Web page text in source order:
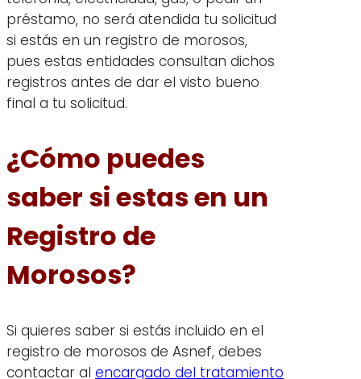
préstamo, no será atendida tu solicitud
si estás en un registro de morosos,
pues estas entidades consultan dichos
registros antes de dar el visto bueno
final a tu solicitud.
¿Cómo puedes
saber si estas en un
Registro de
Morosos?
Si quieres saber si estás incluido en el
registro de morosos de Asnef, debes
contactar al encargado del tratamiento